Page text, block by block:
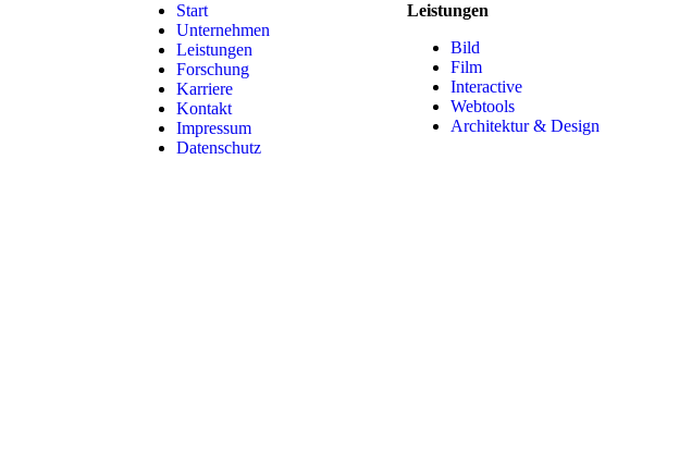
Start
Unternehmen
Leistungen
Forschung
Karriere
Kontakt
Impressum
Datenschutz
Leistungen
Bild
Film
Interactive
Webtools
Architektur & Design